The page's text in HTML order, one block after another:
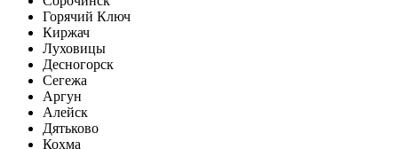
Горячий Ключ
Киржач
Луховицы
Десногорск
Сегежа
Аргун
Алейск
Дятьково
Кохма